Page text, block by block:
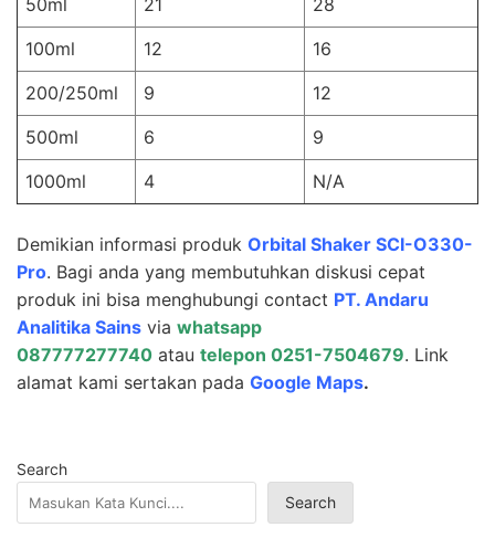
50ml 21
28
100ml
12
16
200/250ml
9
12
500ml
6
9
1000ml
4 N/A
Demikian informasi produk Orbital Shaker SCI-O330-
Pro. Bagi anda yang membutuhkan diskusi cepat
produk ini bisa menghubungi contact PT. Andaru
Analitika Sains via whatsapp
087777277740 atau telepon 0251-7504679. Link
alamat kami sertakan pada Google Maps.
Search
Search